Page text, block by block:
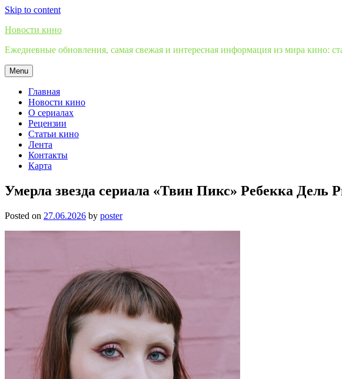
Skip to content
Новости кино
Ежедневные обновления, самая свежая и интересная информация из мира кино:
Menu
Главная
Новости кино
О сериалах
Рецензии
Статьи кино
Лента
Контакты
Карта
Умерла звезда сериала «Твин Пикс» Ребекка Дель
Posted on 27.06.2026 by poster